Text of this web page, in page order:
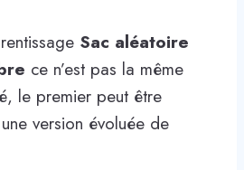
Sac aléatoire
ce n’est pas la même
le premier peut être
version évoluée de